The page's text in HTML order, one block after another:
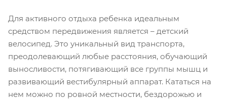
Для активного отдыха ребенка идеальным
средством передвижения является – детский
велосипед. Это уникальный вид транспорта,
преодолевающий любые расстояния, обучающий
выносливости, потягивающий все группы мышц и
развивающий вестибулярный аппарат. Кататься на
нем можно по ровной местности, бездорожью и